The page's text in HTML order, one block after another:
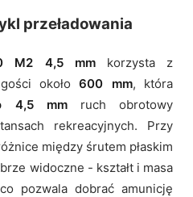
przeładowania
M2 4,5 mmkorzysta z
około600 mm, która
4,5 mmruch obrotowy
rekreacyjnych. Przy
między śrutem płaskim
widoczne - kształt i masa
pozwala dobrać amunicję